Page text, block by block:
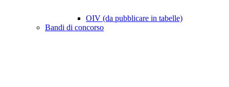
OIV (da pubblicare in tabelle)
Bandi di concorso